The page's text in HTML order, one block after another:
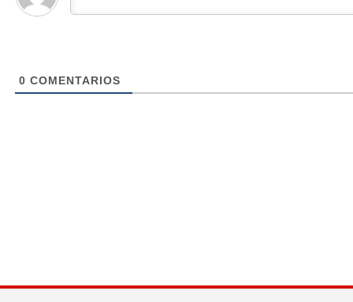
0 COMENTARIOS